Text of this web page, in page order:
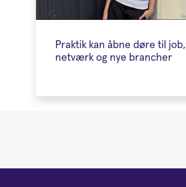
Praktik kan åbne døre til job,
netværk og nye brancher